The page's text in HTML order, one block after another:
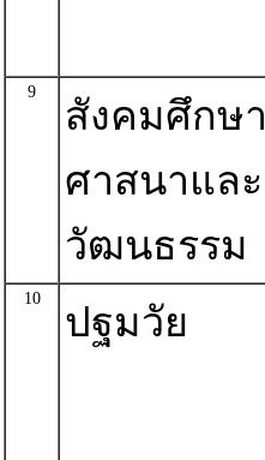
9
สังคมศึกษา
ศาสนาและ
วัฒนธรรม
10
ปฐมวัย